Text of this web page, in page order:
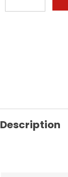
A6
Description